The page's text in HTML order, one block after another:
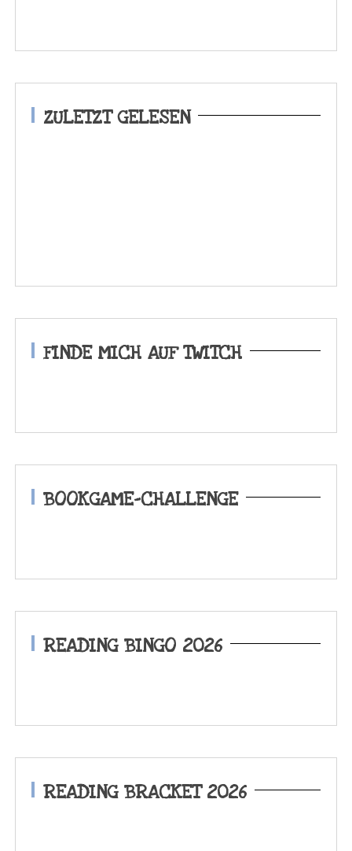
ZULETZT GELESEN
FINDE MICH AUF TWITCH
BOOKGAME-CHALLENGE
READING BINGO 2026
READING BRACKET 2026